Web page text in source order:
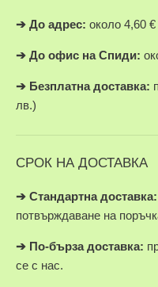
➔ До адрес: около 4,60
➔ До офис на Спиди:
➔ Безплатна доставка:
лв.)
СРОК НА ДОСТАВКА
➔ Стандартна доставка:
потвърждаване на
➔ По-бърза доставка:
се с нас.